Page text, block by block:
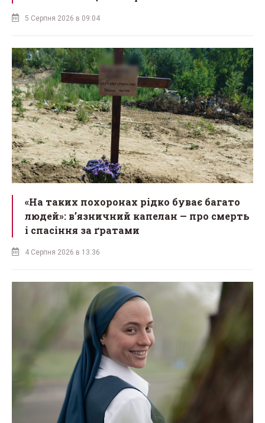
5 Серпня 2026 в 09:04
«На таких похоронах рідко буває багато
людей»: в’язничний капелан — про смерть
і спасіння за ґратами
4 Серпня 2026 в 13:36